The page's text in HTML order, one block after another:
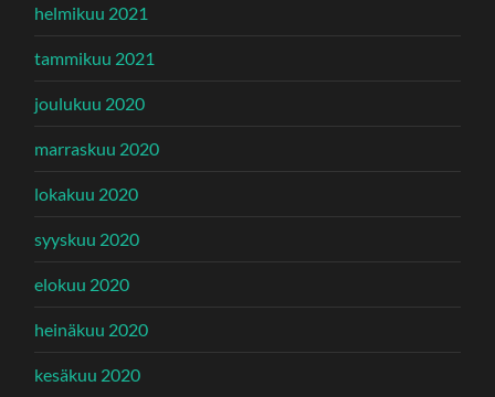
helmikuu 2021
tammikuu 2021
joulukuu 2020
marraskuu 2020
lokakuu 2020
syyskuu 2020
elokuu 2020
heinäkuu 2020
kesäkuu 2020